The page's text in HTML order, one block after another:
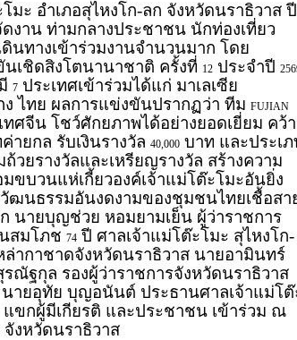
มะ อำเภอสุไหงโก-ลก จังหวัดนราธิวาส ปี
งาน ท่ามกลางประชาชน นักท่องเที่ยว
นทางเข้าร่วมงานจำนวนมาก โดย
เชิดสิงโตนานาชาติ ครั้งที่ 12 ประจำปี
7 ประเทศเข้าร่วมได้แก่ มาเลเซีย
ง ไทย ผลการแข่งขันปรากฏว่า ทีม FUJIAN
ทศจีน โชว์ศักยภาพได้อย่างยอดเยี่ยม คว้า
ายกล รับเงินรางวัล 40,000 บาท และประเ
วยรางวัลและเหรียญรางวัล สร้างความ
บวนแห่เกี้ยวองค์เจ้าแม่โต๊ะโมะอันยิ่ง
ฒนธรรมอันงดงามของชุมชนไทยเชื้อสา
นายบุญช่วย หอมยามเย็น ผู้ว่าราชการ
สมโภช 74 ปี ศาลเจ้าแม่โต๊ะโมะ สุไหงโก-
ากาชาดจังหวัดนราธิวาส นายอามินทร์
ณัฐกุล รองผู้ว่าราชการจังหวัดนราธิวาส
ายอุทัย บุญอนันต์ ประธานศาลเจ้าแม่โต๊
ขกผู้มีเกียรติ และประชาชน เข้าร่วม ณ
จังหวัดนราธิวาส